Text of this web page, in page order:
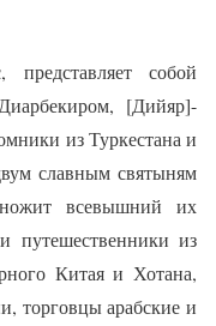
собой
[Дийяр]-
из Туркестана и
славным святыням
всевышний их
путешественники из
Китая и Хотана,
торговцы арабские и